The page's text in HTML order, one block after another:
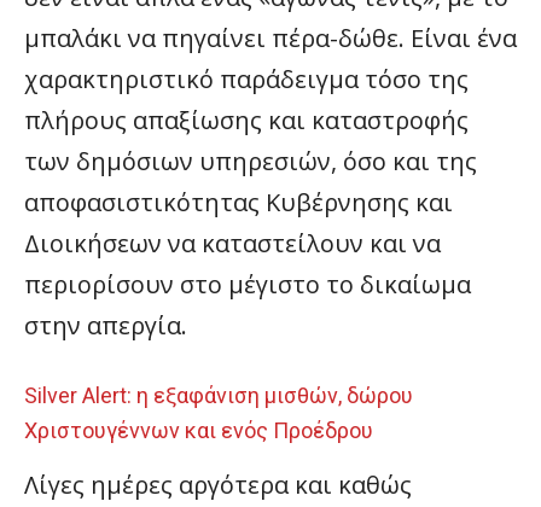
μπαλάκι να πηγαίνει πέρα-δώθε. Είναι ένα
χαρακτηριστικό παράδειγμα τόσο της
πλήρους απαξίωσης και καταστροφής
των δημόσιων υπηρεσιών, όσο και της
αποφασιστικότητας Κυβέρνησης και
Διοικήσεων να καταστείλουν και να
περιορίσουν στο μέγιστο το δικαίωμα
στην απεργία.
Silver Alert: η εξαφάνιση μισθών, δώρου
Χριστουγέννων και ενός Προέδρου
Λίγες ημέρες αργότερα και καθώς